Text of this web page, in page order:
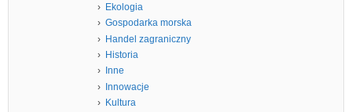
Ekologia
Gospodarka morska
Handel zagraniczny
Historia
Inne
Innowacje
Kultura